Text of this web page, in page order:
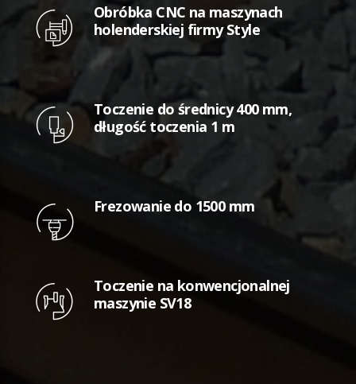
Obróbka CNC na maszynach
holenderskiej firmy Style
Toczenie do średnicy 400 mm,
długość toczenia 1 m
Frezowanie do 1500 mm
Toczenie na konwencjonalnej
maszynie SV18